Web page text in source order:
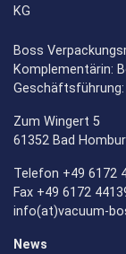
Boss
Komplementärin:
Zum Wingert 5
61352 Bad
Telefon +49 6172
Fax +49 6172
info(at)vacuum-
News